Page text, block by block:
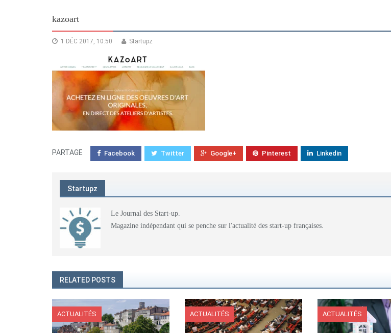
kazoart
1 DÉC 2017, 10:50 Startupz
PARTAGE Facebook Twitter Google+ Pinterest Linkedin
Startupz
Le Journal des Start-up.
Magazine indépendant qui se penche sur l'actualité des start-up françaises.
RELATED POSTS
ACTUALITÉS ACTUALITÉS ACTUALITÉS